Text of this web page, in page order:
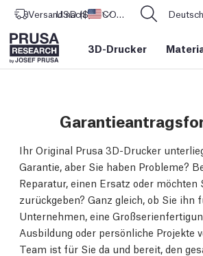
Versand nach Vereinigte Staaten
USD ($) CORE One L: Jetzt auf Lager! Deutsch
3D-Drucker
Ihr Original Prusa 3D-Drucker
Garantie, aber Sie haben Probleme?
Reparatur, einen Ersatz oder möchten
zurückgeben? Ganz gleich, ob Sie ihn
Unternehmen, eine
Ausbildung oder persönliche Projekte
Team ist für Sie da und bereit, den